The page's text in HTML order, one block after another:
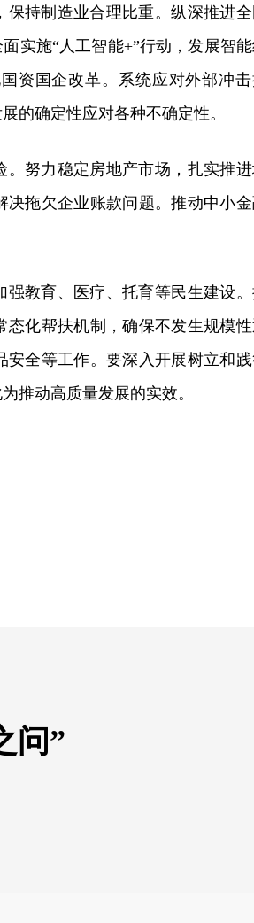
持制造业合理比重。纵深推进全
实施“人工智能+”行动，发展智
资国企改革。系统应对外部冲
的确定性应对各种不确定性。
努力稳定房地产市场，扎实推
拖欠企业账款问题。推动中小
教育、医疗、托育等民生建设
化帮扶机制，确保不发生规模性
全等工作。要深入开展树立和
推动高质量发展的实效。
问”